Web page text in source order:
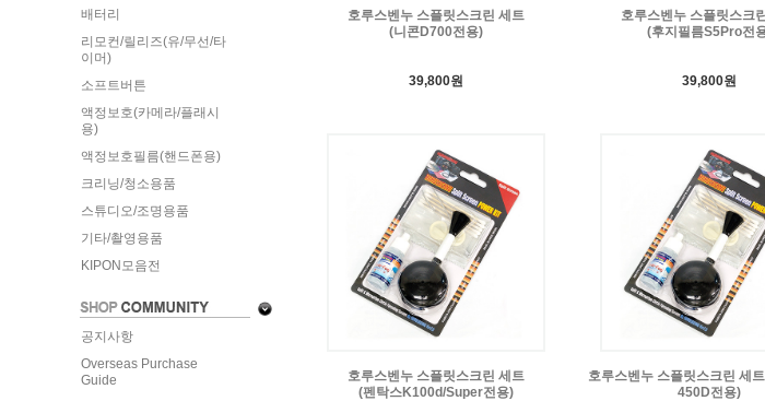
배터리
리모컨/릴리즈(유/무선/타
이머)
소프트버튼
액정보호(카메라/플래시
용)
액정보호필름(핸드폰용)
크리닝/청소용품
스튜디오/조명용품
기타/촬영용품
KIPON모음전
공지사항
Overseas Purchase
Guide
호루스벤누 스플릿스크린 세트
(니콘D700전용)
39,800원
호루스벤누 스플릿스크
(후지필름S5Pro전
39,800원
호루스벤누 스플릿스크린 세트
(펜탁스K100d/Super전용)
호루스벤누 스플릿스크린 세
450D전용)